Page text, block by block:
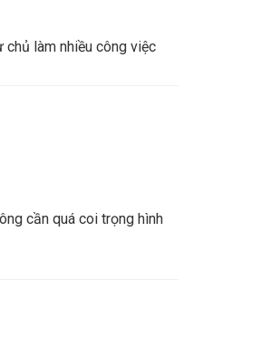
làm nhiều công việc
cần quá coi trọng hình